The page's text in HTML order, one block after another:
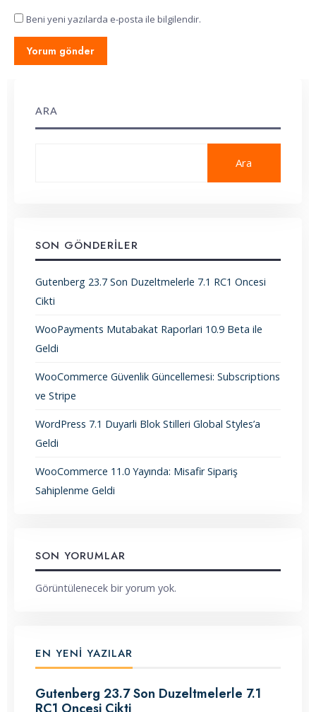
Beni yeni yazılarda e-posta ile bilgilendir.
ARA
Ara
SON GÖNDERILER
Gutenberg 23.7 Son Duzeltmelerle 7.1 RC1 Oncesi
Cikti
WooPayments Mutabakat Raporlari 10.9 Beta ile
Geldi
WooCommerce Güvenlik Güncellemesi: Subscriptions
ve Stripe
WordPress 7.1 Duyarli Blok Stilleri Global Styles’a
Geldi
WooCommerce 11.0 Yayında: Misafir Sipariş
Sahiplenme Geldi
SON YORUMLAR
Görüntülenecek bir yorum yok.
EN YENI YAZILAR
Gutenberg 23.7 Son Duzeltmelerle 7.1